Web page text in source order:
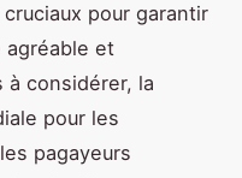
pour garantir
agréable et
à considérer, la
pour les
pagayeurs